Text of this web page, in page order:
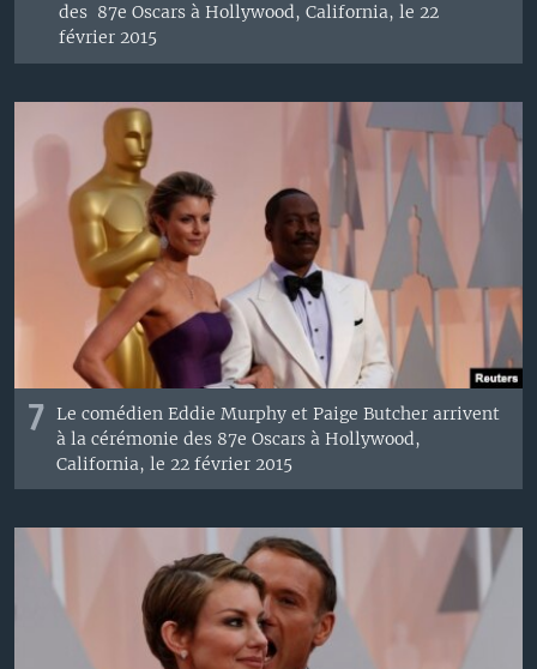
des 87e Oscarsà Hollywood, California, le 22
février 2015
7 Le comédien Eddie Murphy et Paige Butcher arrivent
à la cérémonie des 87e Oscarsà Hollywood,
California, le 22 février 2015